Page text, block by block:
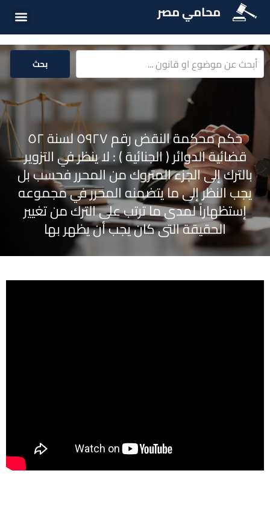
محامي مصر
بحث
حكم محكمة النقض رقم ٥٩٢٧ لسنة ٥٢
قضائية الدوائر ( الجنائية ) : لا ينظر في التزوير
بالترك إلى الجزء المتروك من المحرر فحسب بل
يجب النظر إلى ما يتضمنه المحرر في مجموعه
إستظهاراً لمدى ما ترتب على الترك من تغيير
الحقيقة التى كان يجب أن يظهر بها